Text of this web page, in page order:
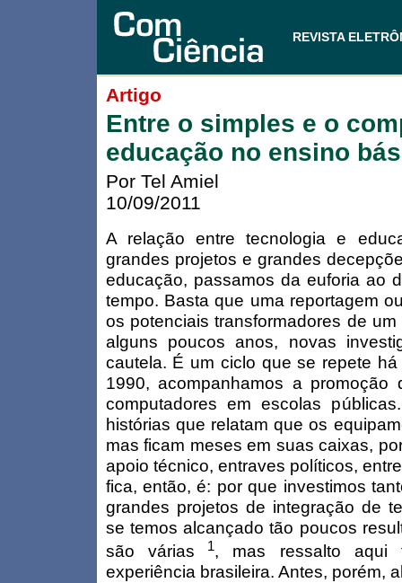
REVISTA
Artigo
Entre o simples e o
educação no ensino
Por Tel Amiel
10/09/2011
A relação entre tecnologia e
grandes projetos e grandes
educação, passamos da euforia ao
tempo. Basta que uma reportagem
os potenciais transformadores de
alguns poucos anos, novas
cautela. É um ciclo que se repete
1990, acompanhamos a
computadores em escolas
histórias que relatam que os
mas ficam meses em suas caixas,
apoio técnico, entraves políticos,
fica, então, é: por que investimos
grandes projetos de integração de
se temos alcançado tão poucos
são várias 1, mas ressalto aqui
experiência brasileira. Antes, porém,